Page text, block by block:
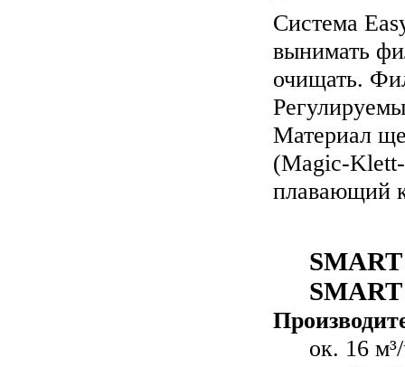
Система
вынимать
очищать.
Материал
(Magic-Klett-
плавающий
ок. 16